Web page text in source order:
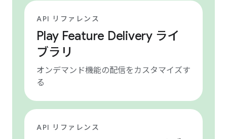
API リファレンス
Play Feature Delivery ライ
ブラリ
オンデマンド機能の配信をカスタマイズす
る
API リファレンス